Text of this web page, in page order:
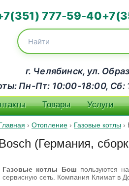
777-59-40
г. Челябинск, ул.
Пн-Пт: 10:00-18:00, Сб:
Товары Услуги
› Отопление › Газовые котлы ›
Bosch (Германия,
Газовые котлы Бош пользуются
сервисную сеть. Компания Климат в